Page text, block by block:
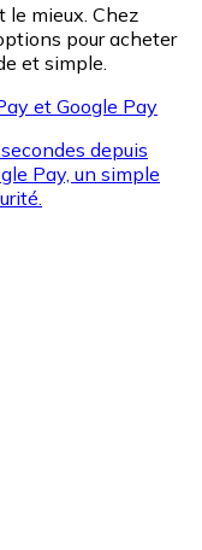
espèces et d'autres
le mieux. Chez
pour acheter
et simple.
et Google Pay
depuis
Pay, un simple